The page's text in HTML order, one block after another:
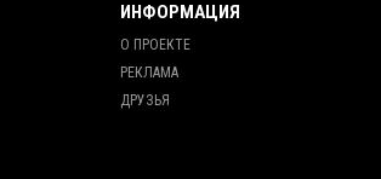
ИНФОРМАЦИЯ
О ПРОЕКТЕ
РЕКЛАМА
ДРУЗЬЯ